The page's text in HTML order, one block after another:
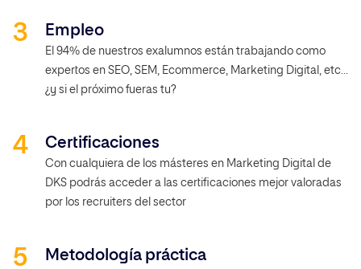
Empleo
El 94% de nuestros exalumnos están trabajando como
expertos en SEO, SEM, Ecommerce, Marketing Digital, etc…
¿y si el próximo fueras tu?
Certificaciones
Con cualquiera de los másteres en Marketing Digital de
DKS podrás acceder a las certificaciones mejor valoradas
por los recruiters del sector
Metodología práctica